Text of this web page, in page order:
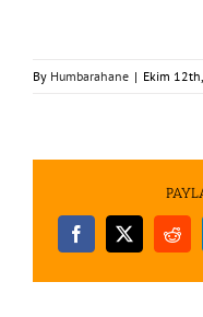
By Humbarahane | Ekim
Facebook
X